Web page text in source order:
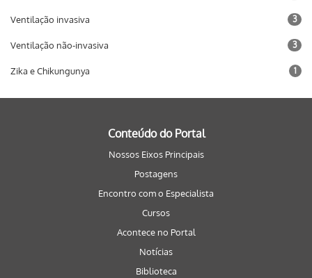
Ventilação invasiva 3
Ventilação não-invasiva 3
Zika e Chikungunya 1
Conteúdo do Portal
Nossos Eixos Principais
Postagens
Encontro com o Especialista
Cursos
Acontece no Portal
Notícias
Biblioteca